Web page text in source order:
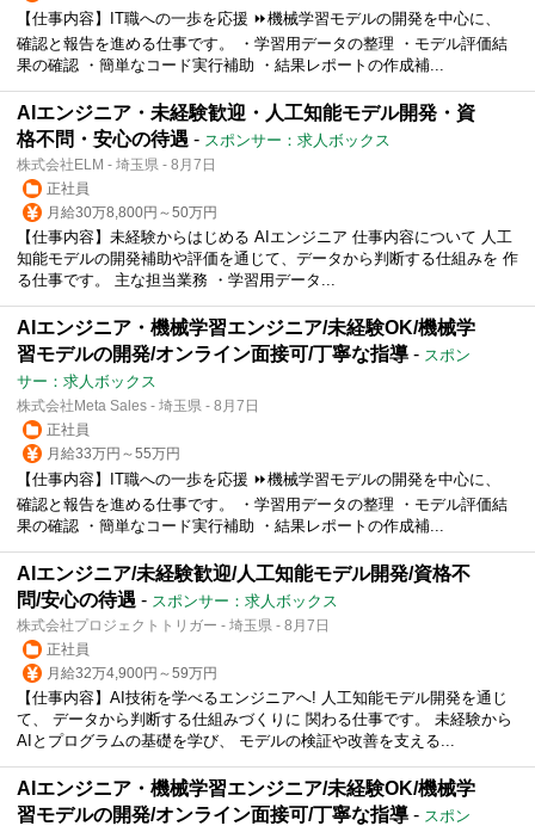
【仕事内容】IT職への一歩を応援 ⏩機械学習モデルの開発を中心に、
確認と報告を進める仕事です。 ・学習用データの整理 ・モデル評価結
果の確認 ・簡単なコード実行補助 ・結果レポートの作成補...
AIエンジニア・未経験歓迎・人工知能モデル開発・資
格不問・安心の待遇 - スポンサー：求人ボックス
株式会社ELM - 埼玉県 - 8月7日
正社員
月給30万8,800円～50万円
【仕事内容】未経験からはじめる AIエンジニア 仕事内容について 人工
知能モデルの開発補助や評価を通じて、データから判断する仕組みを 作
る仕事です。 主な担当業務 ・学習用データ...
AIエンジニア・機械学習エンジニア/未経験OK/機械学
習モデルの開発/オンライン面接可/丁寧な指導 - スポン
サー：求人ボックス
株式会社Meta Sales - 埼玉県 - 8月7日
正社員
月給33万円～55万円
【仕事内容】IT職への一歩を応援 ⏩機械学習モデルの開発を中心に、
確認と報告を進める仕事です。 ・学習用データの整理 ・モデル評価結
果の確認 ・簡単なコード実行補助 ・結果レポートの作成補...
AIエンジニア/未経験歓迎/人工知能モデル開発/資格不
問/安心の待遇 - スポンサー：求人ボックス
株式会社プロジェクトトリガー - 埼玉県 - 8月7日
正社員
月給32万4,900円～59万円
【仕事内容】AI技術を学べるエンジニアへ! 人工知能モデル開発を通じ
て、 データから判断する仕組みづくりに 関わる仕事です。 未経験から
AIとプログラムの基礎を学び、 モデルの検証や改善を支える...
AIエンジニア・機械学習エンジニア/未経験OK/機械学
習モデルの開発/オンライン面接可/丁寧な指導 - スポン